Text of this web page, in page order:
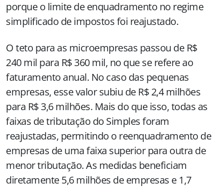
porque o limite de enquadramento no regime
simplificado de impostos foi reajustado.
O teto para as microempresas passou de R$
240 mil para R$ 360 mil, no que se refere ao
faturamento anual. No caso das pequenas
empresas, esse valor subiu de R$ 2,4 milhões
para R$ 3,6 milhões. Mais do que isso, todas as
faixas de tributação do Simples foram
reajustadas, permitindo o reenquadramento de
empresas de uma faixa superior para outra de
menor tributação. As medidas beneficiam
diretamente 5,6 milhões de empresas e 1,7